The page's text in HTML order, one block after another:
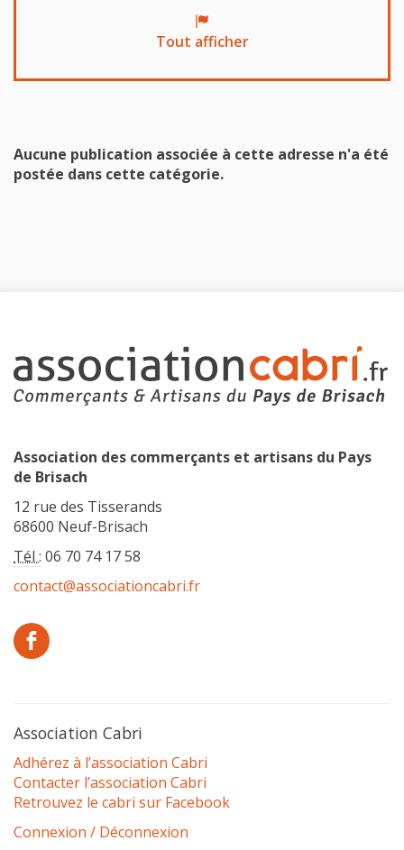
Tout afficher
Aucune publication associée à cette adresse n'a été
postée dans cette catégorie.
Association des commerçants et artisans du Pays
de Brisach
12 rue des Tisserands
68600 Neuf-Brisach
Tél : 06 70 74 17 58
contact@associationcabri.fr
Association Cabri
Adhérez à l’association Cabri
Contacter l’association Cabri
Retrouvez le cabri sur Facebook
Connexion / Déconnexion